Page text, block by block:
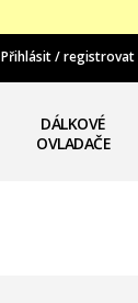
Přihlásit / registrovat
DÁLKOVÉ
OVLADAČE